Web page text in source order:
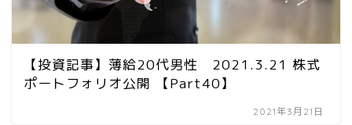
【投資記事】薄給20代男性 2021.3.21 株式
ポートフォリオ公開 【Part40】
2021年3月21日